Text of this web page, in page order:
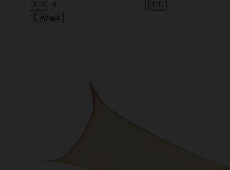
   
 Αγορά